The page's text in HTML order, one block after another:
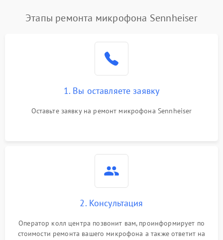
Этапы ремонта микрофона Sennheiser
1. Вы оставляете заявку
Оставьте заявку на ремонт микрофона Sennheiser
2. Консультация
Оператор колл центра позвонит вам, проинформирует по
стоимости ремонта вашего микрофона а также ответит на